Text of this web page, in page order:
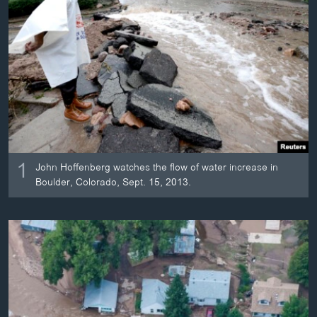
ວິທະຍາສາດ-ເທັກໂນໂລຈີ
ທຸລະກິດ
ພາສາອັງກິດ
ວີດີໂອ
ສຽງ
ລາຍການກະຈາຍສຽງ
ລາຍງານ
ຕິດຕາມພວກເຮົາ ທີ່
ພາສາຕ່າງໆ
1
John Hoffenberg watches the flow of water increase in
Boulder, Colorado, Sept. 15, 2013.